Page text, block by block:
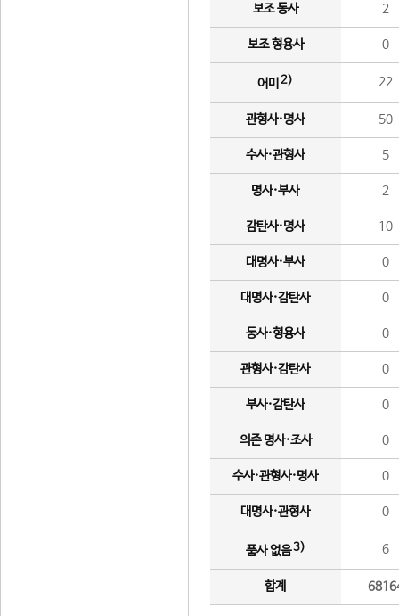
보조 동사 2
보조 형용사 0
어미 2) 22
관형사·명사 50
수사·관형사 5
명사·부사 2
감탄사·명사 10
대명사·부사 0
대명사·감탄사 0
동사·형용사 0
관형사·감탄사 0
부사·감탄사 0
의존 명사·조사 0
수사·관형사·명사 0
대명사·관형사 0
품사 없음3) 6
합계